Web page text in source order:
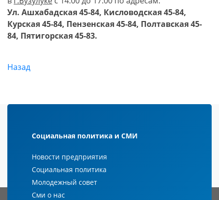
Ул. Ашхабадская 45-84, Кисловодская 45-84,
Курская 45-84, Пензенская 45-84, Полтавская 45-
84, Пятигорская 45-83.
Назад
Социальная политика и СМИ
Новости предприятия
Социальная политика
Молодежный совет
Сми о нас